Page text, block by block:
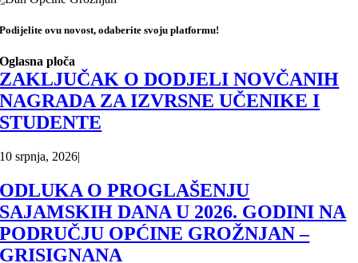
Podijelite ovu novost, odaberite svoju platformu!
Oglasna ploča
ZAKLJUČAK O DODJELI NOVČANIH
NAGRADA ZA IZVRSNE UČENIKE I
STUDENTE
10 srpnja, 2026|
ODLUKA O PROGLAŠENJU
SAJAMSKIH DANA U 2026. GODINI NA
PODRUČJU OPĆINE GROŽNJAN –
GRISIGNANA